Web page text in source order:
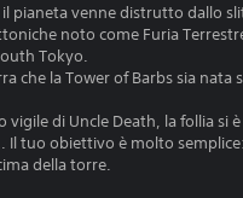
il pianeta venne distrutto dallo
noto come Furia
Tokyo.
che la Tower of Barbs sia nata
vigile di Uncle Death, la follia si
tuo obiettivo è molto semplice:
della torre.